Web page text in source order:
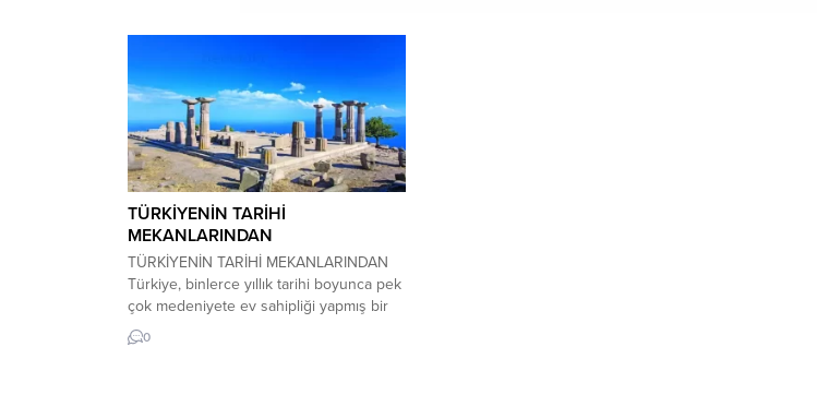
TÜRKİYENİN TARİHİ
MEKANLARINDAN
TÜRKİYENİN TARİHİ MEKANLARINDAN
Türkiye, binlerce yıllık tarihi boyunca pek
çok medeniyete ev sahipliği yapmış bir
ülkedir. Bu nedenle ülke genelinde çok
sayıda tarihi mekân bulunmaktadır. İşte
0